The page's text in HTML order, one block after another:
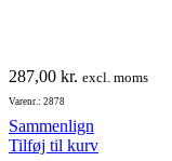
287,00 kr. excl. moms
Varenr.: 2878
Sammenlign
Tilføj til kurv